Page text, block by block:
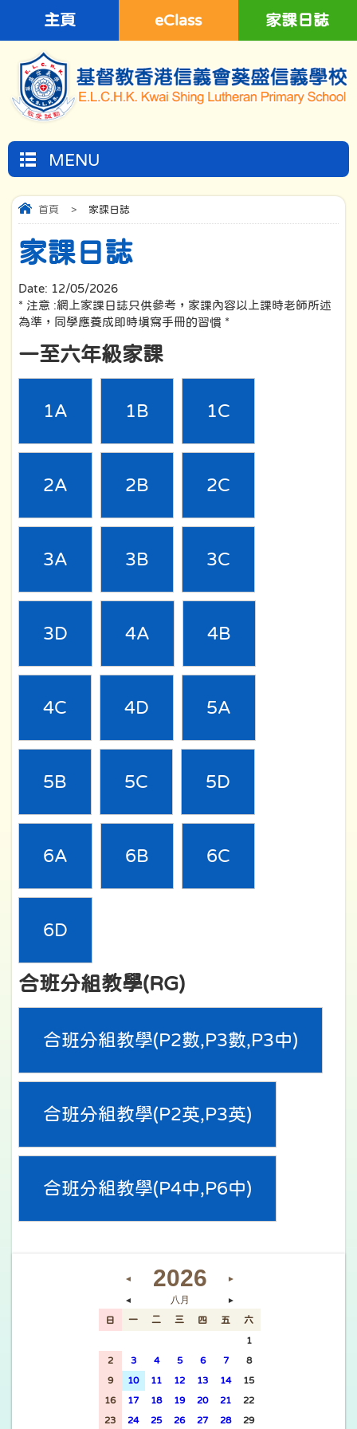
主頁 eClass 家課日誌
MENU
首頁 > 家課日誌
家課日誌
Date: 12/05/2026
* 注意 :網上家課日誌只供參考，家課內容以上課時老師所述
為準，同學應養成即時填寫手冊的習慣 *
一至六年級家課
1A 1B 1C
2A 2B 2C
3A 3B 3C
3D 4A 4B
4C 4D 5A
5B 5C 5D
6A 6B 6C
6D
合班分組教學(RG)
合班分組教學(P2數,P3數,P3中)
合班分組教學(P2英,P3英)
合班分組教學(P4中,P6中)
◄ 2026 ►
◄ 八月 ►
日 一 二 三 四 五 六
1
2 3 4 5 6 7 8
9 10 11 12 13 14 15
16 17 18 19 20 21 22
23 24 25 26 27 28 29